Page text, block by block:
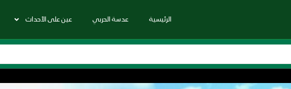
الرئيسية عدسة الحربي عين على الأحداث